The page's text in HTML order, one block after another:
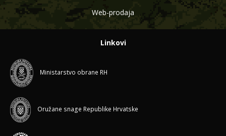
Web-prodaja
Linkovi
Ministarstvo obrane RH
Oružane snage Republike Hrvatske